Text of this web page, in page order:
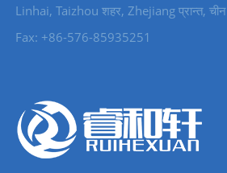
Linhai, Taizhou शहर, Zhejiang प्रान्त, चीन
Fax: +86-576-85935251